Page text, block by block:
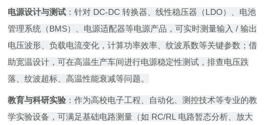
电源设计与测试 ：针对 DC-DC 转换器、线性稳压器（LDO）、电池
管理系统（BMS）、电源适配器等电源产品，可实时测量输入 / 输出
电压波形、负载电流变化，计算功率效率、纹波系数等关键参数；借
助宽温设计，可在高温生产车间进行电源稳定性测试，排查电压跌
落、纹波超标、高温性能衰减等问题。
教育与科研实验 ：作为高校电子工程、自动化、测控技术等专业的教
学实验设备，可满足基础电路测量（如 RC/RL 电路暂态分析、放大